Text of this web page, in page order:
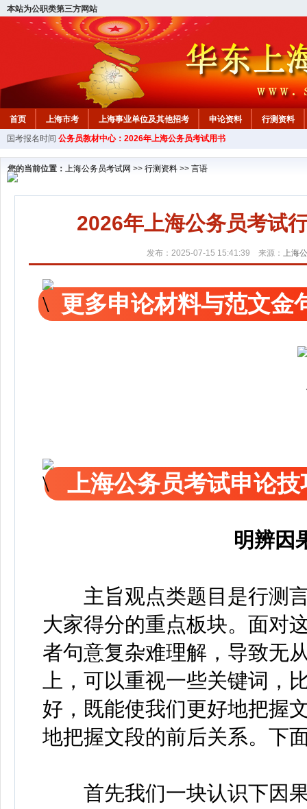
本站为公职类第三方网站
首页 上海市考 上海事业单位及其他招考 申论资料
行测资料
国考报名时间 公务员教材中心：2026年上海公务员考试用书
您的当前位置： 上海公务员考试网 >> 行测资料 >> 言语
2026年上海公务员考试
发布：2025-07-15 15:41:39 来源： 上海
更多申论材料与范文金
上海公务员考试申论
明辨因
主旨观点类题目是行测言
大家得分的重点板块。面对
者句意复杂难理解，导致无
上，可以重视一些关键词，
好，既能使我们更好地把握
地把握文段的前后关系。下
首先我们一块认识下因果